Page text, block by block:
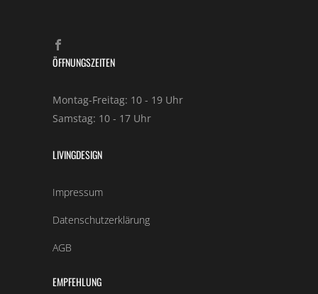
ÖFFNUNGSZEITEN
Montag-Freitag: 10 - 19 Uhr
Samstag: 10 - 17 Uhr
LIVINGDESIGN
Impressum
Datenschutzerklärung
AGB
EMPFEHLUNG